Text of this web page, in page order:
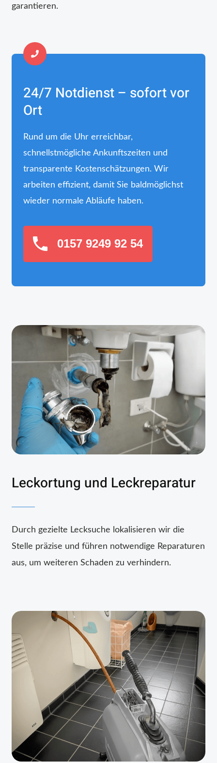
garantieren.
24/7 Notdienst – sofort vor
Ort
Rund um die Uhr erreichbar,
schnellstmögliche Ankunftszeiten und
transparente Kostenschätzungen. Wir
arbeiten effizient, damit Sie baldmöglichst
wieder normale Abläufe haben.
0157 9249 92 54
Leckortung und Leckreparatur
Durch gezielte Lecksuche lokalisieren wir die
Stelle präzise und führen notwendige Reparaturen
aus, um weiteren Schaden zu verhindern.